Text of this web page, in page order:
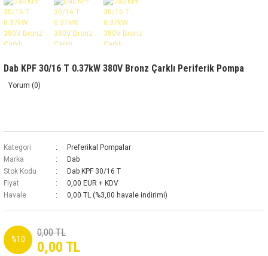
Dab KPF 30/16 T 0.37kW 380V Bronz Çarklı Periferik Pompa
Yorum (0)
Kategori
Preferikal Pompalar
Marka
Dab
Stok Kodu
Dab KPF 30/16 T
Fiyat
0,00 EUR + KDV
Havale
0,00 TL (%3,00 havale indirimi)
%10
0,00 TL
0,00 TL